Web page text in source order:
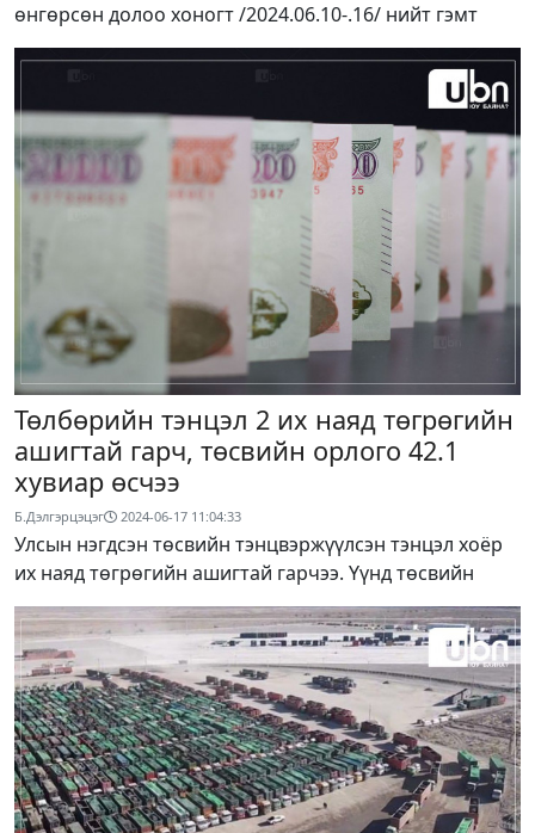
өнгөрсөн долоо хоногт /2024.06.10-.16/ нийт гэмт
Төлбөрийн тэнцэл 2 их наяд төгрөгийн
ашигтай гарч, төсвийн орлого 42.1
хувиар өсчээ
Б.Дэлгэрцэцэг 2024-06-17 11:04:33
Улсын нэгдсэн төсвийн тэнцвэржүүлсэн тэнцэл хоёр
их наяд төгрөгийн ашигтай гарчээ. Үүнд төсвийн